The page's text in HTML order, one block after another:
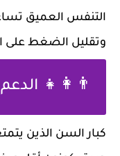
التنفس العميق
وتقليل الضغط على
👨‍👩‍👧
كبار السن الذين